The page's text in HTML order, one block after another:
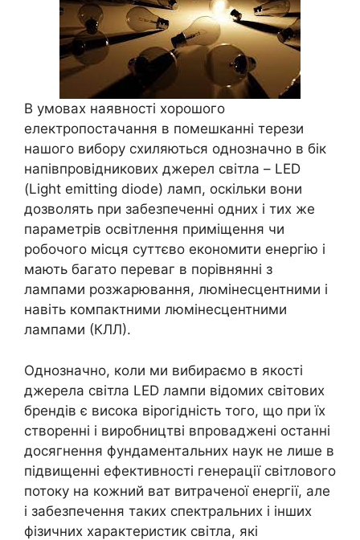
В умовах наявності хорошого
електропостачання в помешканні терези
нашого вибору схиляються однозначно в бік
напівпровідникових джерел світла – LED
(Light emitting diode) ламп, оскільки вони
дозволять при забезпеченні одних і тих же
параметрів освітлення приміщення чи
робочого місця суттєво економити енергію і
мають багато переваг в порівнянні з
лампами розжарювання, люмінесцентними і
навіть компактними люмінесцентними
лампами (КЛЛ).
Однозначно, коли ми вибираємо в якості
джерела світла LED лампи відомих світових
брендів є висока вірогідність того, що при їх
створенні і виробництві впроваджені останні
досягнення фундаментальних наук не лише в
підвищенні ефективності генерації світлового
потоку на кожний ват витраченої енергії, але
і забезпечення таких спектральних і інших
фізичних характеристик світла, які